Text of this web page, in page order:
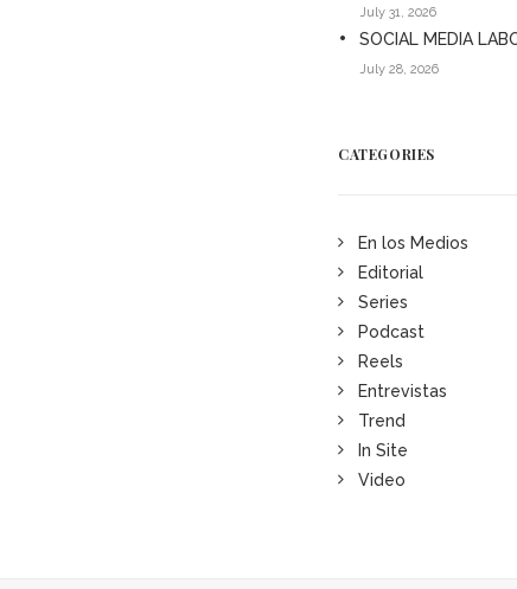
July 31, 2026
SOCIAL MEDIA
July 28, 2026
CATEGORIES
En los Medios
Editorial
Series
Podcast
Reels
Entrevistas
Trend
In Site
Video